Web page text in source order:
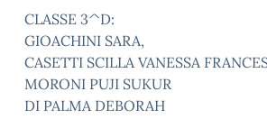
CLASSE 3^D:
GIOACHINI SARA,
CASETTI SCILLA VANESSA
MORONI PUJI SUKUR
DI PALMA DEBORAH